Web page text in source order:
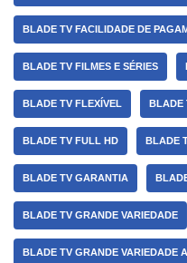
BLADE TV FACILIDADE DE
BLADE TV FILMES E SÉRIES
BLADE TV FLEXÍVEL BLADE
BLADE TV FULL HD BLADE
BLADE TV GARANTIA
BLADE TV GRANDE VARIEDADE
BLADE TV GRANDE VARIEDADE